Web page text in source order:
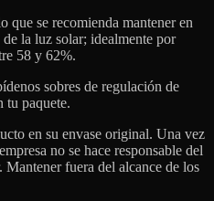
que se recomienda mantener en
la luz solar; idealmente por
58 y 62%.
sobres de regulación de
tu paquete.
en su envase original. Una vez
no se hace responsable del
fuera del alcance de los